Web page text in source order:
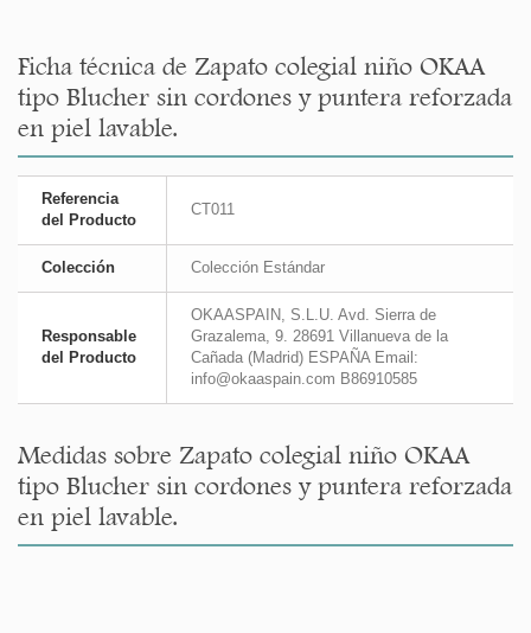
Ficha técnica de Zapato colegial niño OKAA
tipo Blucher sin cordones y puntera reforzada
en piel lavable.
Referencia
del Producto
CT011
Colección Colección Estándar
Responsable
del Producto
OKAASPAIN, S.L.U. Avd. Sierra de
Grazalema, 9. 28691 Villanueva de la
Cañada (Madrid) ESPAÑA Email:
info@okaaspain.com B86910585
Medidas sobre Zapato colegial niño OKAA
tipo Blucher sin cordones y puntera reforzada
en piel lavable.